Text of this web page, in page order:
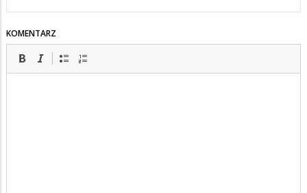
KOMENTARZ